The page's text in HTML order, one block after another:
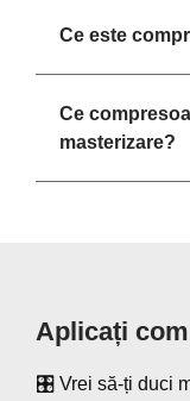
Ce este
Ce
masterizare?
Aplicați
🎛️ Vrei să-ți duci